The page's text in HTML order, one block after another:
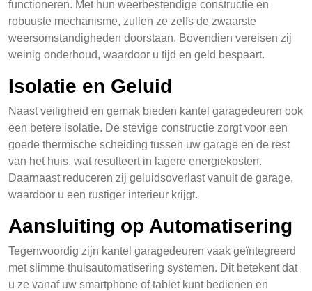
functioneren. Met hun weerbestendige constructie en
robuuste mechanisme, zullen ze zelfs de zwaarste
weersomstandigheden doorstaan. Bovendien vereisen zij
weinig onderhoud, waardoor u tijd en geld bespaart.
Isolatie en Geluid
Naast veiligheid en gemak bieden kantel garagedeuren ook
een betere isolatie. De stevige constructie zorgt voor een
goede thermische scheiding tussen uw garage en de rest
van het huis, wat resulteert in lagere energiekosten.
Daarnaast reduceren zij geluidsoverlast vanuit de garage,
waardoor u een rustiger interieur krijgt.
Aansluiting op Automatisering
Tegenwoordig zijn kantel garagedeuren vaak geïntegreerd
met slimme thuisautomatisering systemen. Dit betekent dat
u ze vanaf uw smartphone of tablet kunt bedienen en